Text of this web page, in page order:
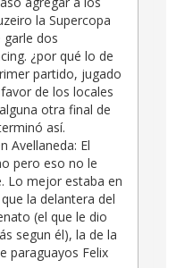
la Supercopa
dos
¿por qué lo de
partido, jugado
de los locales
otra final de
así.
Avellaneda: El
pero eso no le
Lo mejor estaba en
la delantera del
(el que le dio
segun él), la de la
paraguayos Felix